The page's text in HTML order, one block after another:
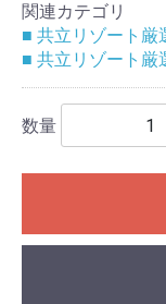
関連カテゴリ
■ 共立リゾート厳
■ 共立リゾート厳
数量